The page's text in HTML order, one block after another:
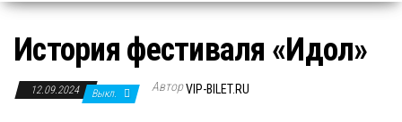
История фестиваля «Идол»
12.09.2024 Выкл. АвторVIP-BILET.RU